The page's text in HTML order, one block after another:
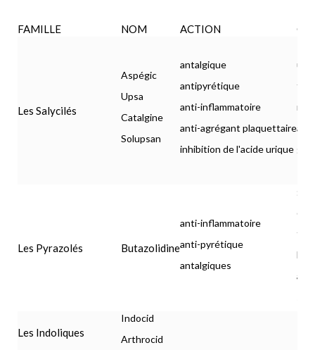
FAMILLE NOM ACTION
Les Salycilés
Aspégic
Upsa
Catalgine
Solupsan
antalgique
antipyrétique
anti-inflammatoire
anti-agrégant plaquettaire
inhibition de l'acide urique
Les Pyrazolés Butazolidine
anti-inflammatoire
anti-pyrétique
antalgiques
Les Indoliques
Indocid
Arthrocid